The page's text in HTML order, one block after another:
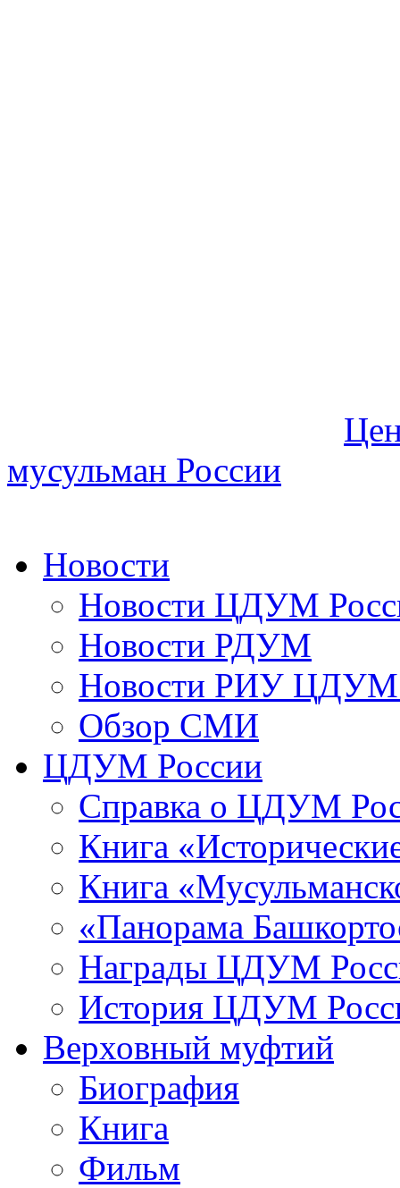
мусульман России
Новости
Новости ЦДУМ
Новости РДУМ
Новости РИУ ЦДУМ
Обзор СМИ
ЦДУМ России
Справка о ЦДУМ
Книга
Книга
«Панорама
Награды ЦДУМ
История ЦДУМ
Верховный муфтий
Биография
Книга
Фильм